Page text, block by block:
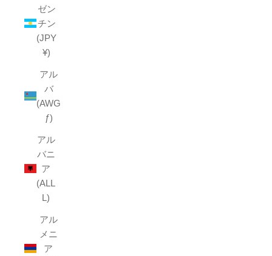
ゼン
チン
(JPY
¥)
アル
バ
(AWG
ƒ)
アル
バニ
ア
(ALL
L)
アル
メニ
ア